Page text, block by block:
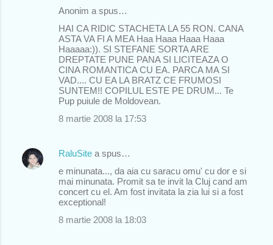
Anonim a spus…
HAI CA RIDIC STACHETA LA 55 RON. CANA
ASTA VA FI A MEA Haa Haaa Haaa Haaa
Haaaaa:)). SI STEFANE SORTA ARE
DREPTATE PUNE PANA SI LICITEAZA O
CINA ROMANTICA CU EA. PARCA MA SI
VAD.... CU EA LA BRATZ CE FRUMOSI
SUNTEM!! COPILUL ESTE PE DRUM... Te
Pup puiule de Moldovean.
8 martie 2008 la 17:53
RaluSite a spus…
e minunata..., da aia cu saracu omu' cu dor e si
mai minunata. Promit sa te invit la Cluj cand am
concert cu el. Am fost invitata la zia lui si a fost
exceptional!
8 martie 2008 la 18:03